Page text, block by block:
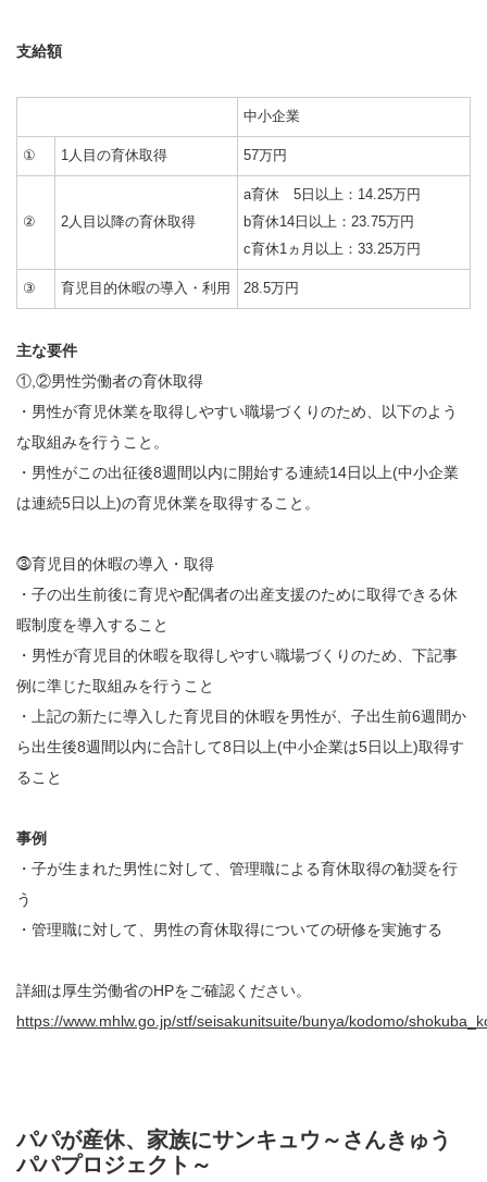
支給額
中小企業
① 1人目の育休取得 57万円
② 2人目以降の育休取得
a育休 5日以上：14.25万円
b育休14日以上：23.75万円
c育休1ヵ月以上：33.25万円
③ 育児目的休暇の導入・利用 28.5万円
主な要件
①,②男性労働者の育休取得
・男性が育児休業を取得しやすい職場づくりのため、以下のよう
な取組みを行うこと。
・男性がこの出征後8週間以内に開始する連続14日以上(中小企業
は連続5日以上)の育児休業を取得すること。
⓷育児目的休暇の導入・取得
・子の出生前後に育児や配偶者の出産支援のために取得できる休
暇制度を導入すること
・男性が育児目的休暇を取得しやすい職場づくりのため、下記事
例に準じた取組みを行うこと
・上記の新たに導入した育児目的休暇を男性が、子出生前6週間か
ら出生後8週間以内に合計して8日以上(中小企業は5日以上)取得す
ること
事例
・子が生まれた男性に対して、管理職による育休取得の勧奨を行
う
・管理職に対して、男性の育休取得についての研修を実施する
詳細は厚生労働省のHPをご確認ください。
https://www.mhlw.go.jp/stf/seisakunitsuite/bunya/kodomo/
パパが産休、家族にサンキュウ～さんきゅう
パパプロジェクト～